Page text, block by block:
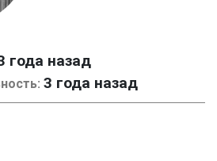
года назад
3 года назад